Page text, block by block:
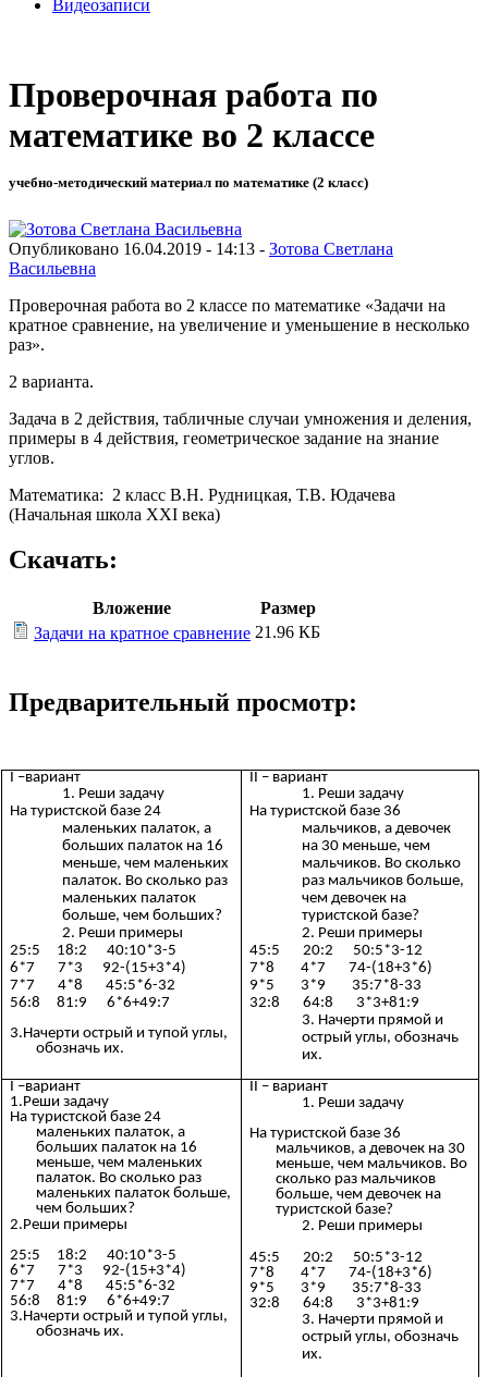
Видеозаписи
Проверочная работа по
математике во 2 классе
учебно-методический материал по математике (2 класс)
Опубликовано 16.04.2019 - 14:13 - Зотова Светлана
Васильевна
Проверочная работа во 2 классе по математике «Задачи на
кратное сравнение, на увеличение и уменьшение в несколько
раз».
2 варианта.
Задача в 2 действия, табличные случаи умножения и деления,
примеры в 4 действия, геометрическое задание на знание
углов.
Математика: 2 класс В.Н. Рудницкая, Т.В. Юдачева
(Начальная школа XXI века)
Скачать:
Вложение
Размер
Задачи на кратное сравнение 21.96 КБ
Предварительный просмотр:
I –вариант
Реши задачу
На туристской базе 24
маленьких палаток, а
больших палаток на 16
меньше, чем маленьких
палаток. Во сколько раз
маленьких палаток
больше, чем больших?
Реши примеры
25:5 18:2 40:10*3-5
6*7 7*3 92-(15+3*4)
7*7 4*8 45:5*6-32
56:8 81:9 6*6+49:7
3.Начерти острый и тупой углы,
обозначь их.
II – вариант
Реши задачу
На туристской базе 36
мальчиков, а девочек
на 30 меньше, чем
мальчиков. Во сколько
раз мальчиков больше,
чем девочек на
туристской базе?
Реши примеры
45:5 20:2 50:5*3-12
7*8 4*7 74-(18+3*6)
9*5 3*9 35:7*8-33
32:8 64:8 3*3+81:9
Начерти прямой и
острый углы, обозначь
их.
I –вариант
1.Реши задачу
На туристской базе 24
маленьких палаток, а
больших палаток на 16
меньше, чем маленьких
палаток. Во сколько раз
маленьких палаток больше,
чем больших?
2.Реши примеры
25:5 18:2 40:10*3-5
6*7 7*3 92-(15+3*4)
7*7 4*8 45:5*6-32
56:8 81:9 6*6+49:7
3.Начерти острый и тупой углы,
обозначь их.
II – вариант
Реши задачу
На туристской базе 36
мальчиков, а девочек на 30
меньше, чем мальчиков. Во
сколько раз мальчиков
больше, чем девочек на
туристской базе?
Реши примеры
45:5 20:2 50:5*3-12
7*8 4*7 74-(18+3*6)
9*5 3*9 35:7*8-33
32:8 64:8 3*3+81:9
Начерти прямой и
острый углы, обозначь
их.